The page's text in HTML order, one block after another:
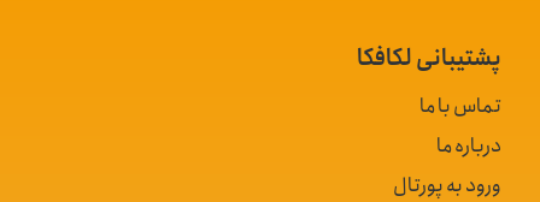
پشتیبانی لکافکا
تماس با ما
درباره ما
ورود به پورتال